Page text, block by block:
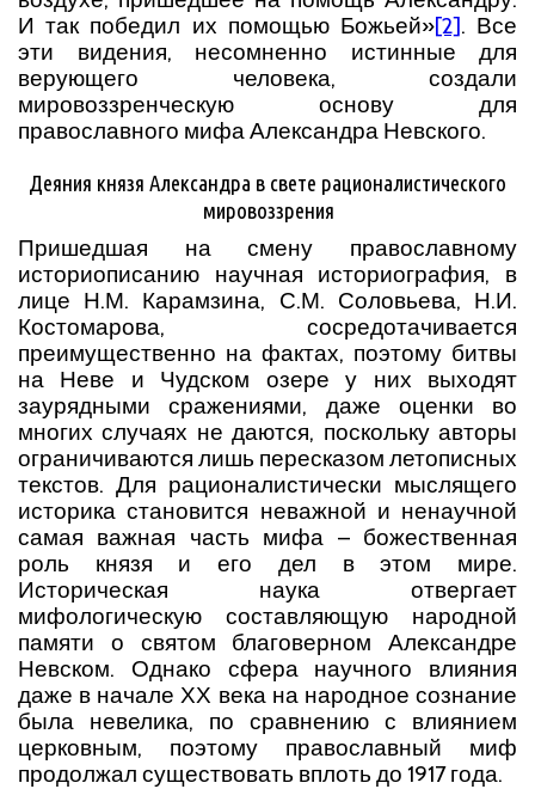
И так победил их помощью Божьей»[2]. Все
эти видения, несомненно истинные для
верующего человека, создали
мировоззренческую основу для
православного мифа Александра Невского.
Деяния князя Александра в свете рационалистического
мировоззрения
Пришедшая на смену православному
историописанию научная историография, в
лице Н.М. Карамзина, С.М. Соловьева, Н.И.
Костомарова, сосредотачивается
преимущественно на фактах, поэтому битвы
на Неве и Чудском озере у них выходят
заурядными сражениями, даже оценки во
многих случаях не даются, поскольку авторы
ограничиваются лишь пересказом летописных
текстов. Для рационалистически мыслящего
историка становится неважной и ненаучной
самая важная часть мифа – божественная
роль князя и его дел в этом мире.
Историческая наука отвергает
мифологическую составляющую народной
памяти о святом благоверном Александре
Невском. Однако сфера научного влияния
даже в начале ХХ века на народное сознание
была невелика, по сравнению с влиянием
церковным, поэтому православный миф
продолжал существовать вплоть до 1917 года.